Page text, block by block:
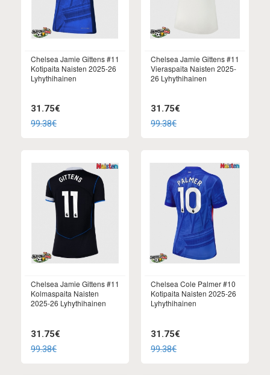
Chelsea Jamie Gittens #11
Kotipaita Naisten 2025-26
Lyhythihainen
31.75€
99.38€
Chelsea Jamie Gittens #11
Vieraspaita Naisten 2025-
26 Lyhythihainen
31.75€
99.38€
Chelsea Jamie Gittens #11
Kolmaspaita Naisten
2025-26 Lyhythihainen
31.75€
99.38€
Chelsea Cole Palmer #10
Kotipaita Naisten 2025-26
Lyhythihainen
31.75€
99.38€